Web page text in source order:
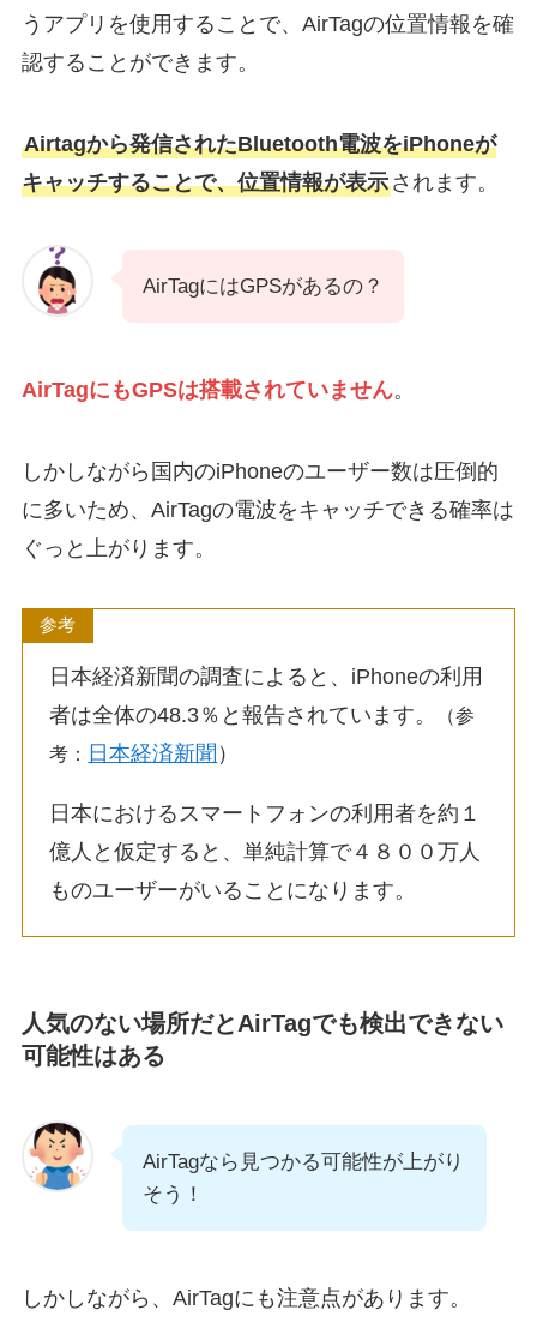
うアプリを使用することで、AirTagの位置情報を確
認することができます。
Airtagから発信されたBluetooth電波をiPhoneが
キャッチすることで、位置情報が表示されます。
AirTagにはGPSがあるの？
AirTagにもGPSは搭載されていません。
しかしながら国内のiPhoneのユーザー数は圧倒的
に多いため、AirTagの電波をキャッチできる確率は
ぐっと上がります。
参考
日本経済新聞の調査によると、iPhoneの利用
者は全体の48.3％と報告されています。
（参
考： 日本経済新聞 ）
日本におけるスマートフォンの利用者を約１
億人と仮定すると、単純計算で４８００万人
ものユーザーがいることになります。
人気のない場所だとAirTagでも検出できない
可能性はある
AirTagなら見つかる可能性が上がり
そう！
しかしながら、AirTagにも注意点があります。